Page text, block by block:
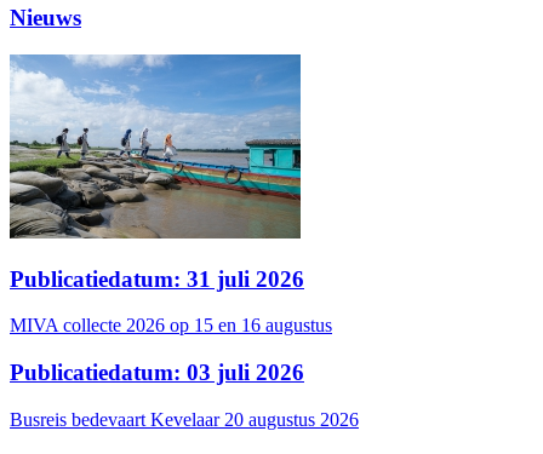
Nieuws
Publicatiedatum: 31 juli 2026
MIVA collecte 2026 op 15 en 16 augustus
Publicatiedatum: 03 juli 2026
Busreis bedevaart Kevelaar 20 augustus 2026